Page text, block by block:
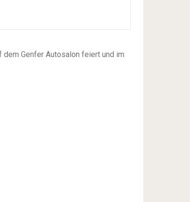
Genfer Autosalon feiert und im